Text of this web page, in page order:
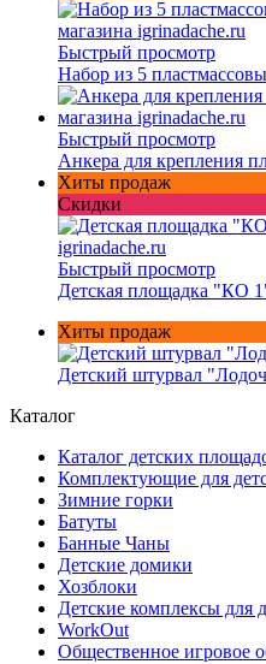
Быстрый просмотр
Набор из 5
Быстрый просмотр
Анкера для крепления
Хиты продаж
Скидки
Быстрый просмотр
Детская площадка "КО
Хиты продаж
Детский штурвал
Каталог
Каталог детских
Комплектующие для
Зимние горки
Батуты
Банные Чаны
Детские домики
Хозблоки
Детские комплексы для
WorkOut
Общественное игровое